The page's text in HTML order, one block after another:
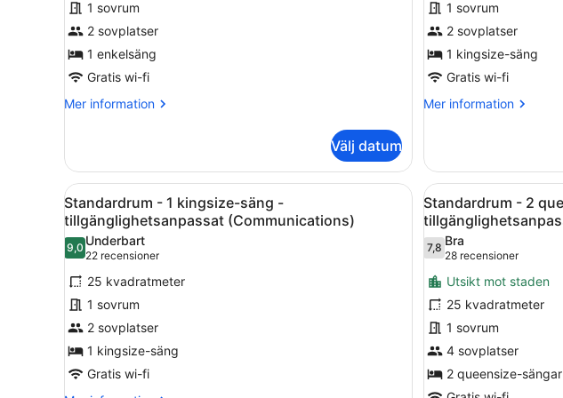
1 sovrum
2 sovplatser
1 enkelsäng
Gratis wi-fi
Mer information
Mer
Välj datum
-
1
kingsize-
säng
1 sovrum
2 sovplatser
1 kingsize-säng
Gratis wi-fi
Mer information
Mer
-
kingsize-
säng
Öppna
alla
foton
för
Standardrum
-
1
kingsize-
säng
-
5
Standardrum - 1 kingsize-säng -
tillgänglighetsanpassat (Communications)
9,09,0 av 10
Underbart
22 recensioner
(22 recensioner)
25 kvadratmeter
1 sovrum
2 sovplatser
1 kingsize-säng
Gratis wi-fi
Öppna
alla
foton
för
Standardrum
-
2
queensize-
sängar
-
6
Standardrum - 2
7,87,8 av 10
Bra
28 recensioner
(28 recensioner)
Utsikt mot staden
25 kvadratmeter
1 sovrum
4 sovplatser
2 queensize-sängar